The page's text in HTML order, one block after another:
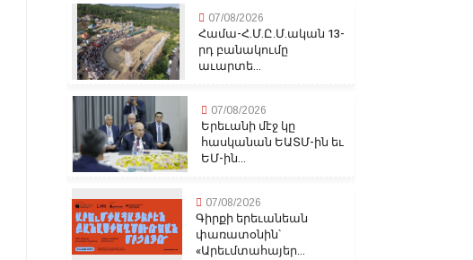
07/08/2026
Համա-Հ.Մ.Ը.Մ.ական 13-
րդ բանակումը
աւարտե...
07/08/2026
Երեւանի մէջ կը
հասկանան ԵԱՏՄ-ին եւ
ԵՄ-ին...
07/08/2026
Գիրքի երեւանեան
փառատօնին՝
«Արեւմտահայեր...